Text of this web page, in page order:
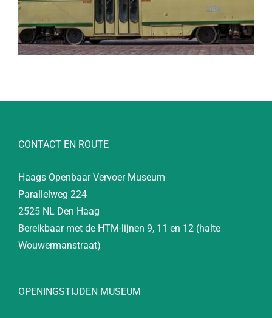
CONTACT EN ROUTE
Haags Openbaar Vervoer Museum
Parallelweg 224
2525 NL Den Haag
Bereikbaar met de HTM-lijnen 9, 11 en 12 (halte
Wouwermanstraat)
OPENINGSTIJDEN MUSEUM